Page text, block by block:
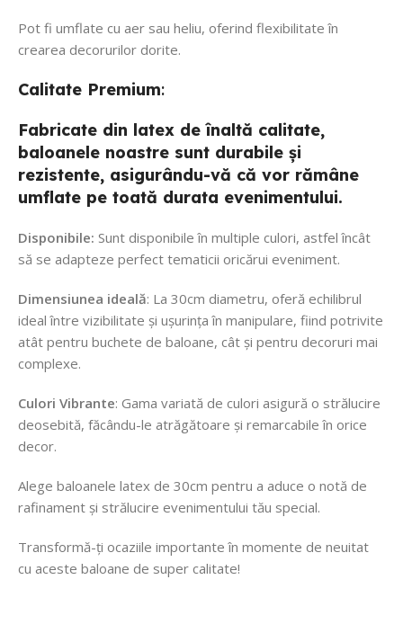
Pot fi umflate cu aer sau heliu, oferind flexibilitate în
crearea decorurilor dorite.
Calitate Premium:
Fabricate din latex de înaltă calitate,
baloanele noastre sunt durabile și
rezistente, asigurându-vă că vor rămâne
umflate pe toată durata evenimentului.
Disponibile: Sunt disponibile în multiple culori, astfel încât
să se adapteze perfect tematicii oricărui eveniment.
Dimensiunea ideală: La 30cm diametru, oferă echilibrul
ideal între vizibilitate și ușurința în manipulare, fiind potrivite
atât pentru buchete de baloane, cât și pentru decoruri mai
complexe.
Culori Vibrante: Gama variată de culori asigură o strălucire
deosebită, făcându-le atrăgătoare și remarcabile în orice
decor.
Alege baloanele latex de 30cm pentru a aduce o notă de
rafinament și strălucire evenimentului tău special.
Transformă-ți ocaziile importante în momente de neuitat
cu aceste baloane de super calitate!